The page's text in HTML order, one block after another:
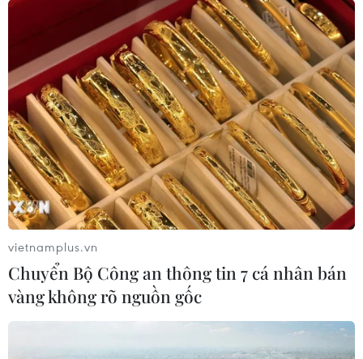
vietnamplus.vn
Chuyển Bộ Công an thông tin 7 cá nhân bán
vàng không rõ nguồn gốc